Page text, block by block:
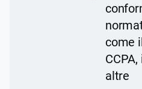
come
altre